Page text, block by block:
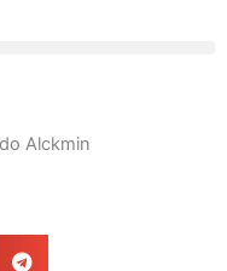
Alckmin